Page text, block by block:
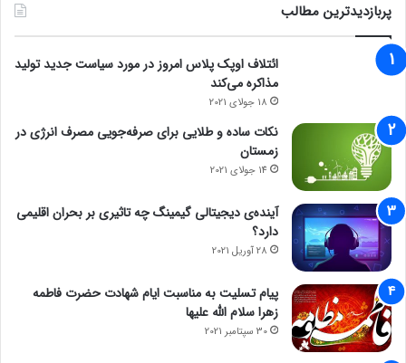
پربازدیدترین مطالب
ائتلاف اوپک پلاس امروز در مورد سیاست جدید تولید
مذاکره می‌کند
18 جولای 2021
نکات ساده و طلایی برای صرفه‌جویی مصرف انرژی در
زمستان
14 جولای 2021
آینده‌ی دیجیتالی گیمینگ چه تاثیری بر بحران اقلیمی
دارد؟
28 آوریل 2021
پیام تسلیت به مناسبت ایام شهادت حضرت فاطمه
زهرا سلام الله علیها
30 سپتامبر 2021